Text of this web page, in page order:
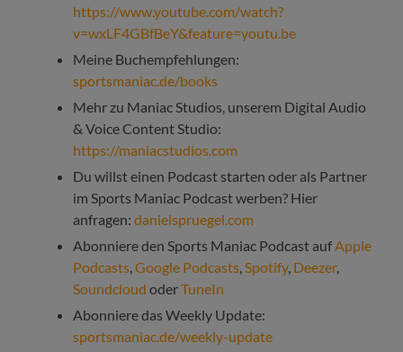
https://www.youtube.com/watch?
v=wxLF4GBfBeY&feature=youtu.be
Meine Buchempfehlungen:
sportsmaniac.de/books
Mehr zu Maniac Studios, unserem Digital Audio
& Voice Content Studio:
https://maniacstudios.com
Du willst einen Podcast starten oder als Partner
im Sports Maniac Podcast werben? Hier
anfragen:danielspruegel.com
Abonniere den Sports Maniac Podcast auf Apple
Podcasts ,Google Podcasts Spotify, Deezer,
Soundcloud oderTuneIn
Abonniere das Weekly Update:
sportsmaniac.de/weekly-update